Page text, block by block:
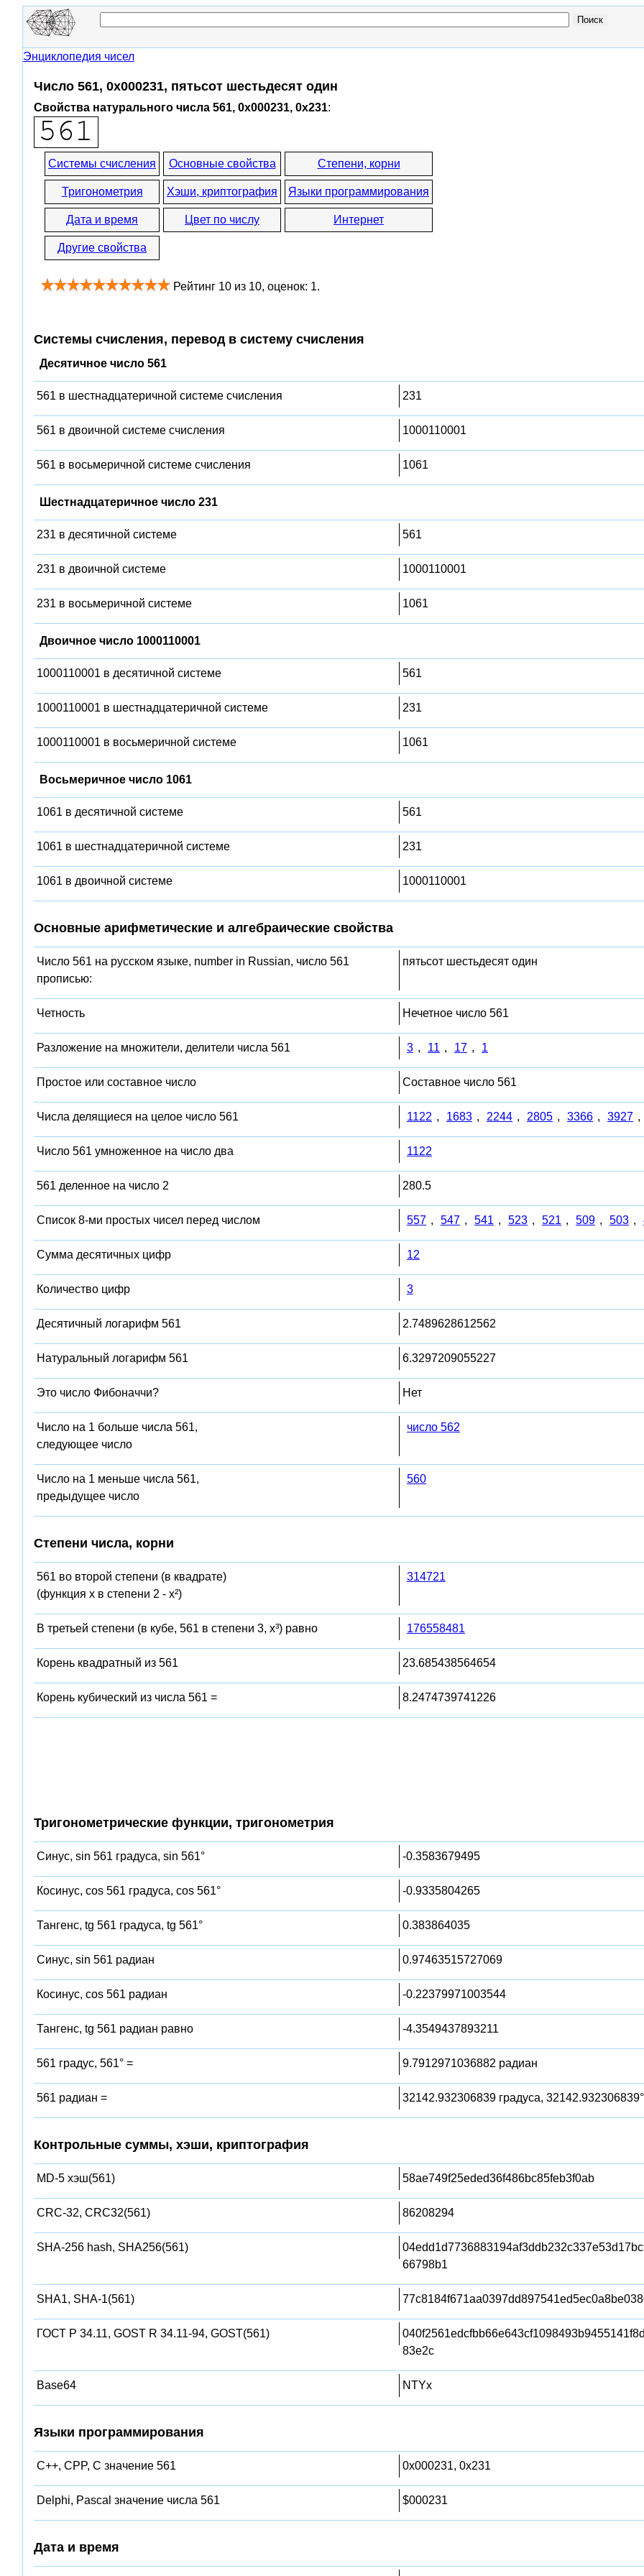
Энциклопедия чисел
Число 561, 0x000231, пятьсот шестьдесят один
Свойства натурального числа 561, 0x000231, 0x231:
Системы счисления Основные свойства Степени, корни
Тригонометрия Хэши, криптография Языки программирования
Дата и время Цвет по числу Интернет
Другие свойства
Рейтинг 10 из 10, оценок: 1.
Системы счисления, перевод в систему счисления
Десятичное число 561
561 в шестнадцатеричной системе счисления 231
561 в двоичной системе счисления 1000110001
561 в восьмеричной системе счисления 1061
Шестнадцатеричное число 231
231 в десятичной системе 561
231 в двоичной системе 1000110001
231 в восьмеричной системе 1061
Двоичное число 1000110001
1000110001 в десятичной системе 561
1000110001 в шестнадцатеричной системе 231
1000110001 в восьмеричной системе 1061
Восьмеричное число 1061
1061 в десятичной системе 561
1061 в шестнадцатеричной системе 231
1061 в двоичной системе 1000110001
Основные арифметические и алгебраические свойства
Число 561 на русском языке, number in Russian, число 561
прописью:
пятьсот шестьдесят один
Четность Нечетное число 561
Разложение на множители, делители числа 561 3 , 11 , 17 , 1
Простое или составное число Составное число 561
Числа делящиеся на целое число 561 1122 , 1683 , 2244 , 2805 , 3366 , 3927 ,
Число 561 умноженное на число два 1122
561 деленное на число 2 280.5
Список 8-ми простых чисел перед числом 557 , 547 , 541 , 523 , 521 , 509 , 503 ,
Сумма десятичных цифр 12
Количество цифр 3
Десятичный логарифм 561 2.7489628612562
Натуральный логарифм 561 6.3297209055227
Это число Фибоначчи? Нет
Число на 1 больше числа 561,
следующее число
число 562
Число на 1 меньше числа 561,
предыдущее число
560
Степени числа, корни
561 во второй степени (в квадрате)
(функция x в степени 2 - x²)
314721
В третьей степени (в кубе, 561 в степени 3, x³) равно 176558481
Корень квадратный из 561 23.685438564654
Корень кубический из числа 561 = 8.2474739741226
Тригонометрические функции, тригонометрия
Синус, sin 561 градуса, sin 561° -0.3583679495
Косинус, cos 561 градуса, cos 561° -0.9335804265
Тангенс, tg 561 градуса, tg 561° 0.383864035
Синус, sin 561 радиан 0.97463515727069
Косинус, cos 561 радиан -0.22379971003544
Тангенс, tg 561 радиан равно -4.3549437893211
561 градус, 561° = 9.7912971036882 радиан
561 радиан = 32142.932306839 градуса, 32142.932306839°
Контрольные суммы, хэши, криптография
MD-5 хэш(561) 58ae749f25eded36f486bc85feb3f0ab
CRC-32, CRC32(561) 86208294
SHA-256 hash, SHA256(561)
66798b1
SHA1, SHA-1(561)
ГОСТ Р 34.11, GOST R 34.11-94, GOST(561)
83e2c
Base64 NTYx
Языки программирования
C++, CPP, C значение 561 0x000231, 0x231
Delphi, Pascal значение числа 561 $000231
Дата и время